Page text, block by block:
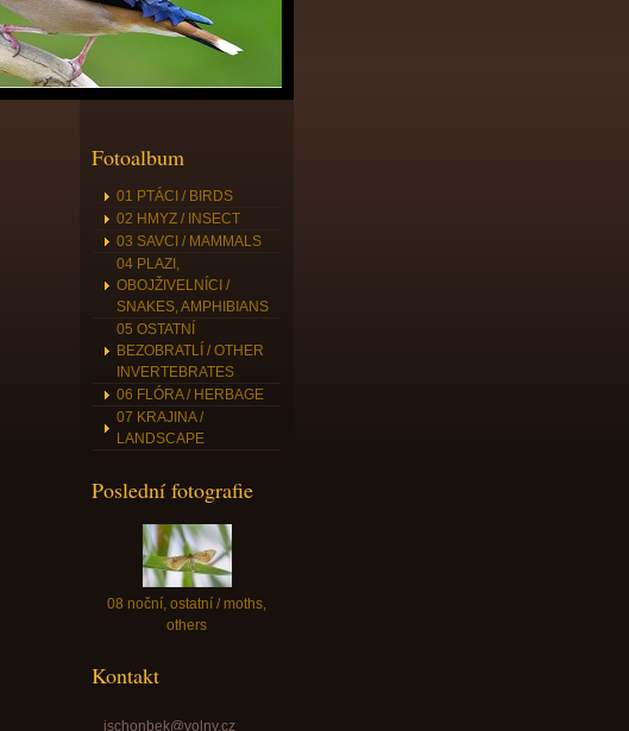
Fotoalbum
01 PTÁCI / BIRDS
02 HMYZ / INSECT
03 SAVCI / MAMMALS
04 PLAZI,
OBOJŽIVELNÍCI /
SNAKES, AMPHIBIANS
05 OSTATNÍ
BEZOBRATLÍ / OTHER
INVERTEBRATES
06 FLÓRA / HERBAGE
07 KRAJINA /
LANDSCAPE
Poslední fotografie
08 noční, ostatní / moths,
others
Kontakt
jschonbek@volny.cz